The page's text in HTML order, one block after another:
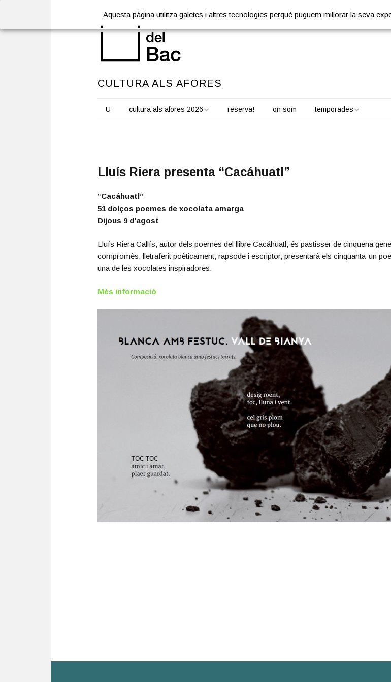
CULTURA ALS AFORES
Ü cultura als afores 2026 reserva! on som temporades
Lluís Riera presenta “Cacáhuatl”
“Cacáhuatl”
51 dolços poemes de xocolata amarga
Dijous 9 d’agost
Lluís Riera Callís, autor dels poemes del llibre Cacáhuatl, és pastisser de cinquena
compromès, lletraferit poèticament, rapsode i escriptor, presentarà els cinquanta-un
una de les xocolates inspiradores.
Més informació
Aquesta pàgina utilitza galetes i altres tecnologies perquè puguem millorar la seva